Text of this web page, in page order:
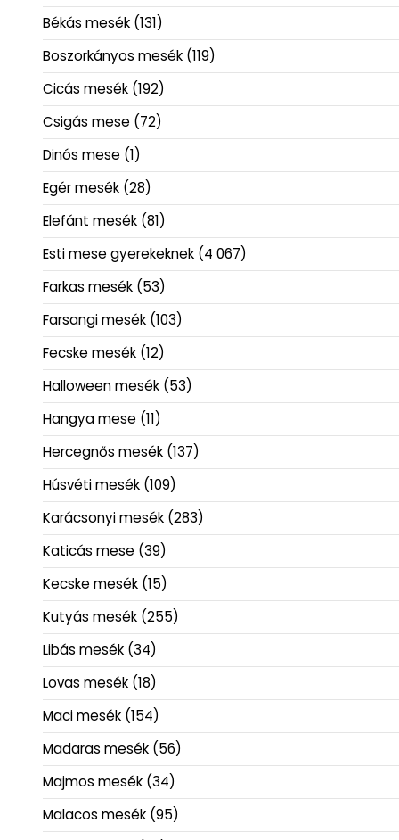
Békás mesék (131)
Boszorkányos mesék (119)
Cicás mesék (192)
Csigás mese (72)
Dinós mese (1)
Egér mesék (28)
Elefánt mesék (81)
Esti mese gyerekeknek (4 067)
Farkas mesék (53)
Farsangi mesék (103)
Fecske mesék (12)
Halloween mesék (53)
Hangya mese (11)
Hercegnős mesék (137)
Húsvéti mesék (109)
Karácsonyi mesék (283)
Katicás mese (39)
Kecske mesék (15)
Kutyás mesék (255)
Libás mesék (34)
Lovas mesék (18)
Maci mesék (154)
Madaras mesék (56)
Majmos mesék (34)
Malacos mesék (95)